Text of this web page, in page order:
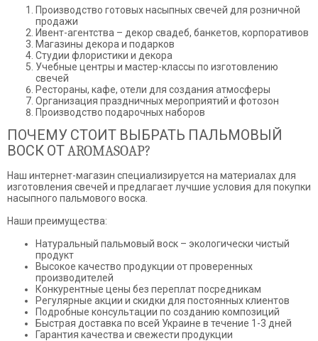
Производство готовых насыпных свечей для розничной
продажи
Ивент-агентства – декор свадеб, банкетов, корпоративов
Магазины декора и подарков
Студии флористики и декора
Учебные центры и мастер-классы по изготовлению
свечей
Рестораны, кафе, отели для создания атмосферы
Организация праздничных мероприятий и фотозон
Производство подарочных наборов
ПОЧЕМУ СТОИТ ВЫБРАТЬ ПАЛЬМОВЫЙ
ВОСК ОТ AROMASOAP?
Наш интернет-магазин специализируется на материалах для
изготовления свечей и предлагает лучшие условия для покупки
насыпного пальмового воска.
Наши преимущества:
Натуральный пальмовый воск – экологически чистый
продукт
Высокое качество продукции от проверенных
производителей
Конкурентные цены без переплат посредникам
Регулярные акции и скидки для постоянных клиентов
Подробные консультации по созданию композиций
Быстрая доставка по всей Украине в течение 1-3 дней
Гарантия качества и свежести продукции